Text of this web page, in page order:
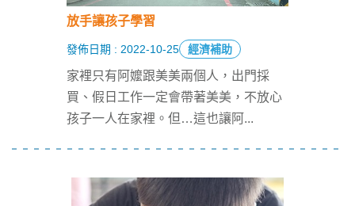
放手讓孩子學習
發佈日期 : 2022-10-25 經濟補助
家裡只有阿嬤跟美美兩個人，出門採
買、假日工作一定會帶著美美，不放心
孩子一人在家裡。但…這也讓阿 ...